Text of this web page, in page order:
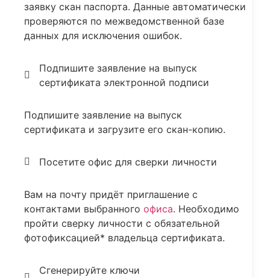
заявку скан паспорта. Данные автоматически
проверяются по межведомственной базе
данных для исключения ошибок.
Подпишите заявление на выпуск
сертификата электронной подписи
Подпишите заявление на выпуск
сертификата и загрузите его скан-копию.
Посетите офис для сверки личности
Вам на почту придёт приглашение с
контактами выбранного офиса. Необходимо
пройти сверку личности с обязательной
фотофиксацией* владельца сертификата.
Сгенерируйте ключи